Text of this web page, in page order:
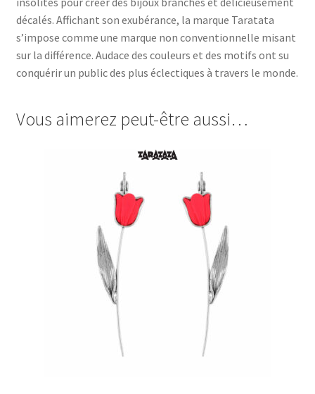
décalés. Affichant son exubérance, la marque Taratata
s’impose comme une marque non conventionnelle misant
sur la différence. Audace des couleurs et des motifs ont su
conquérir un public des plus éclectiques à travers le monde.
Vous aimerez peut-être aussi…